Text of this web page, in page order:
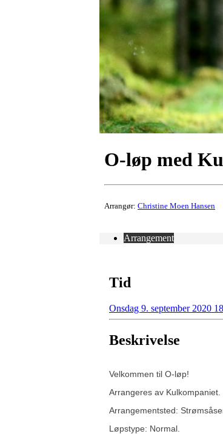
O-løp med
Arrangør: Christine Moen Hansen
Arrangement
Tid
Onsdag 9. september 2020
Beskrivelse
Velkommen til O-løp!
Arrangeres av Kulkompaniet.
Arrangementsted:
Løpstype: Normal.